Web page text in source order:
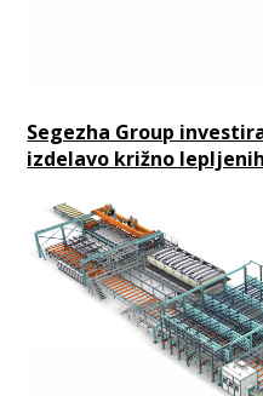
Segezha Group
izdelavo križno